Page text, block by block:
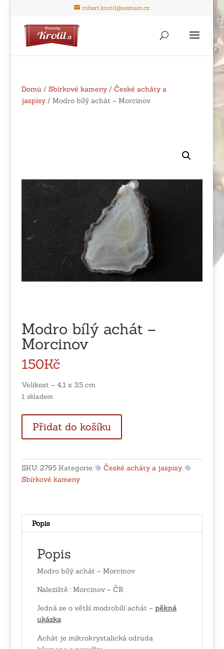
robert.krotil@seznam.cz
Domů / Sbírkové kameny/ České acháty a
jaspisy/ Modro bílý achát – Morcinov
Modro bílý achát –
Morcinov
150Kč
Velikost – 4,1 x 3,5 cm
1 skladem
bílý
achát
Morcinov
množství
Přidat do košíku
SKU: 2795 Kategorie: České acháty a jaspisy,
Sbírkové kameny
Popis
Popis
Modro bílý achát – Morcinov
Naleziště : Morcinov – ČR
Jedná se o větší modrobílí achát – pěkná
ukázka
Achát je mikrokrystalická odrůda